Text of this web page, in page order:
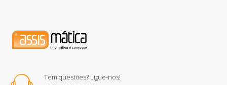
Tem questões? Ligue-nos!